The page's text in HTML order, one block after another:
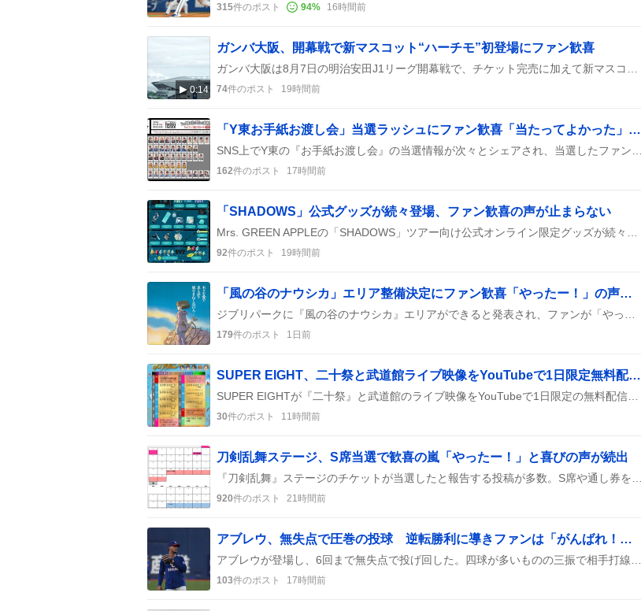
315件のポスト 94% 16時間前
0:14
ガンバ大阪、開幕戦で新マスコット“ハーチモ”初登場にファン歓喜
74件のポスト 19時間前
「Y東お手紙お渡し会」当選ラッシュにファン歓喜「当たってよかった」声が広がる
162件のポスト 17時間前
「SHADOWS」公式グッズが続々登場、ファン歓喜の声が止まらない
92件のポスト 19時間前
「風の谷のナウシカ」エリア整備決定にファン歓喜「やったー！」の声続出
179件のポスト 1日前
SUPER EIGHT、二十祭と武道館ライブ映像をYouTubeで1日限定無料配信 ファン歓喜の声が続出
30件のポスト 11時間前
刀剣乱舞ステージ、S席当選で歓喜の嵐「やったー！」と喜びの声が続出
920件のポスト 21時間前
アブレウ、無失点で圧巻の投球 逆転勝利に導きファンは「がんばれ！」と歓喜
103件のポスト 17時間前